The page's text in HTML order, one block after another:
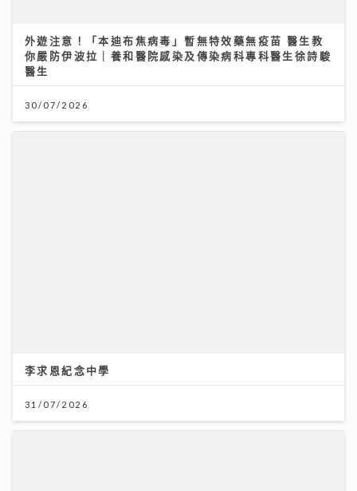
外遊注意！「本迪布焦病毒」暫無特效藥無疫苗 醫生教
你嚴防伊波拉｜養和醫院感染及傳染病科專科醫生徐詩駿
醫生
30/07/2026
李求恩紀念中學
31/07/2026